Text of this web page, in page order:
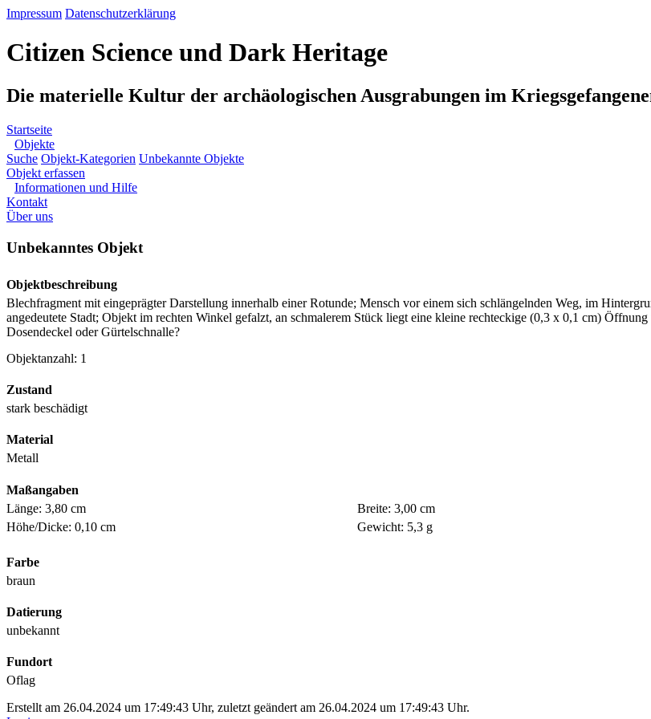
Impressum Datenschutzerklärung
Citizen Science und Dark Heritage
Die materielle Kultur der archäologischen Ausgrabungen im
Startseite
Objekte
Suche Objekt-Kategorien Unbekannte Objekte
Objekt erfassen
Informationen und Hilfe
Kontakt
Über uns
Unbekanntes Objekt
Objektbeschreibung
Blechfragment mit eingeprägter Darstellung innerhalb einer Rotunde; Mensch vor einem sich schlängelnden Weg, im
angedeutete Stadt; Objekt im rechten Winkel gefalzt, an schmalerem Stück liegt eine kleine rechteckige (0,3 x 0,1 cm) Öffnung
Dosendeckel oder Gürtelschnalle?
Objektanzahl: 1
Zustand
stark beschädigt
Material
Metall
Maßangaben
Länge: 3,80 cm
Breite: 3,00 cm
Höhe/Dicke: 0,10 cm
Gewicht: 5,3 g
Farbe
braun
Datierung
unbekannt
Fundort
Oflag
Erstellt am 26.04.2024 um 17:49:43 Uhr, zuletzt geändert am 26.04.2024 um 17:49:43 Uhr.